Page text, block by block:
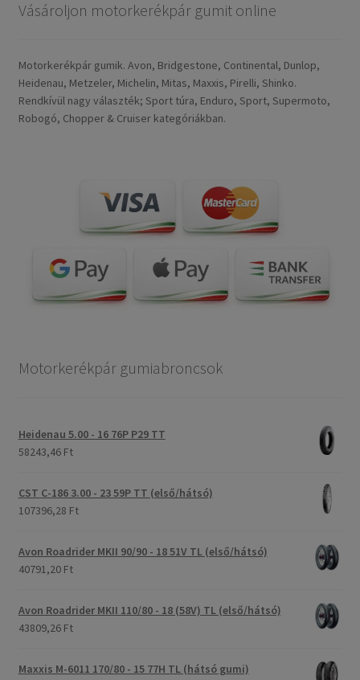
Vásároljon motorkerékpár gumit online
Motorkerékpár gumik. Avon, Bridgestone, Continental, Dunlop,
Heidenau, Metzeler, Michelin, Mitas, Maxxis, Pirelli, Shinko.
Rendkívül nagy választék; Sport túra, Enduro, Sport, Supermoto,
Robogó, Chopper & Cruiser kategóriákban.
Motorkerékpár gumiabroncsok
Heidenau 5.00 - 16 76P P29 TT
58243,46 Ft
CST C-186 3.00 - 23 59P TT (első/hátsó)
107396,28 Ft
Avon Roadrider MKII 90/90 - 18 51V TL (első/hátsó)
40791,20 Ft
Avon Roadrider MKII 110/80 - 18 (58V) TL (első/hátsó)
43809,26 Ft
Maxxis M-6011 170/80 - 15 77H TL (hátsó gumi)